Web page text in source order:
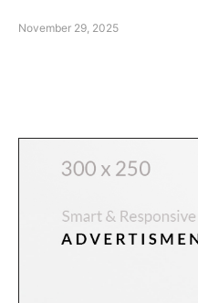
November 29, 2025